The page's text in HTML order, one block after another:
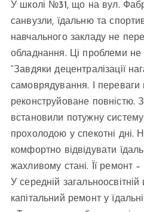
У школі №31, що на вул.
санвузли, їдальню та
навчального закладу не
обладнання. Ці проблеми
“Завдяки децентралізації
самоврядування. І переваги
реконструйоване повністю.
встановили потужну
прохолодою у спекотні дні.
комфортно відвідувати
жахливому стані. Її ремонт
У середній
капітальний ремонт у